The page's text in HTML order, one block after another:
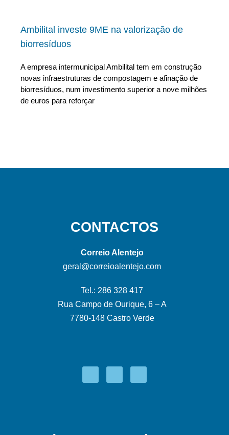
Ambilital investe 9ME na valorização de
biorresíduos
A empresa intermunicipal Ambilital tem em construção
novas infraestruturas de compostagem e afinação de
biorresíduos, num investimento superior a nove milhões
de euros para reforçar
CONTACTOS
Correio Alentejo
geral@correioalentejo.com
Tel.: 286 328 417
Rua Campo de Ourique, 6 – A
7780-148 Castro Verde